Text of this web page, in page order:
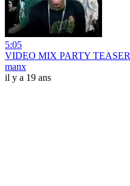
5:05
VIDEO MIX PARTY TEASER
manx
il y a 19 ans